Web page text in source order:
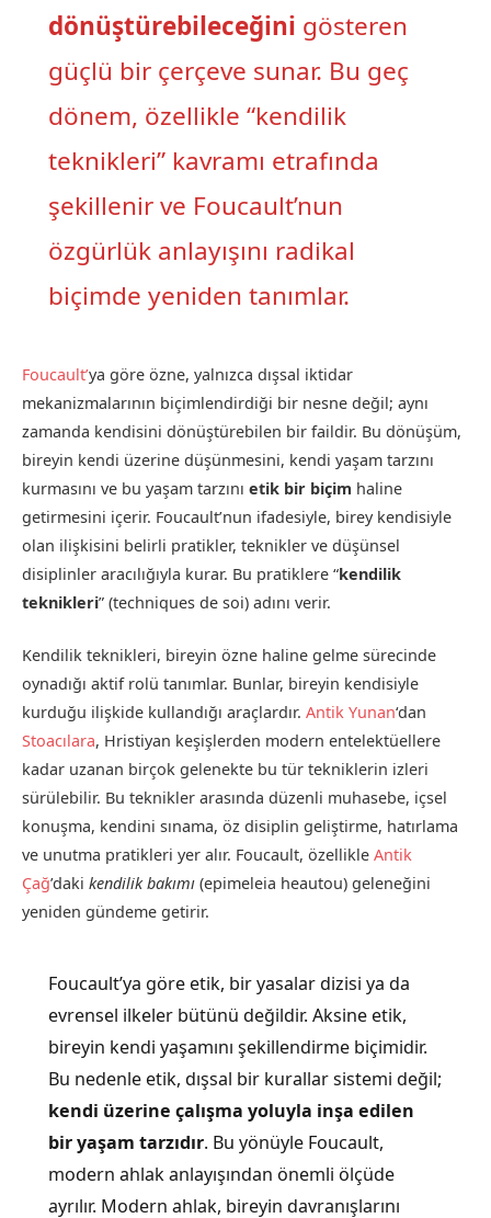
dönüştürebileceğini gösteren
güçlü bir çerçeve sunar. Bu geç
dönem, özellikle “kendilik
teknikleri” kavramı etrafında
şekillenir ve Foucault’nun
özgürlük anlayışını radikal
biçimde yeniden tanımlar.
Foucault’ya göre özne, yalnızca dışsal iktidar
mekanizmalarının biçimlendirdiği bir nesne değil; aynı
zamanda kendisini dönüştürebilen bir faildir. Bu dönüşüm,
bireyin kendi üzerine düşünmesini, kendi yaşam tarzını
kurmasını ve bu yaşam tarzını etik bir biçim haline
getirmesini içerir. Foucault’nun ifadesiyle, birey kendisiyle
olan ilişkisini belirli pratikler, teknikler ve düşünsel
disiplinler aracılığıyla kurar. Bu pratiklere “kendilik
teknikleri” (techniques de soi) adını verir.
Kendilik teknikleri, bireyin özne haline gelme sürecinde
oynadığı aktif rolü tanımlar. Bunlar, bireyin kendisiyle
kurduğu ilişkide kullandığı araçlardır. Antik Yunan‘dan
Stoacılara, Hristiyan keşişlerden modern entelektüellere
kadar uzanan birçok gelenekte bu tür tekniklerin izleri
sürülebilir. Bu teknikler arasında düzenli muhasebe, içsel
konuşma, kendini sınama, öz disiplin geliştirme, hatırlama
ve unutma pratikleri yer alır. Foucault, özellikle Antik
Çağ’daki kendilik bakımı (epimeleia heautou) geleneğini
yeniden gündeme getirir.
Foucault’ya göre etik, bir yasalar dizisi ya da
evrensel ilkeler bütünü değildir. Aksine etik,
bireyin kendi yaşamını şekillendirme biçimidir.
Bu nedenle etik, dışsal bir kurallar sistemi değil;
kendi üzerine çalışma yoluyla inşa edilen
bir yaşam tarzıdır. Bu yönüyle Foucault,
modern ahlak anlayışından önemli ölçüde
ayrılır. Modern ahlak, bireyin davranışlarını